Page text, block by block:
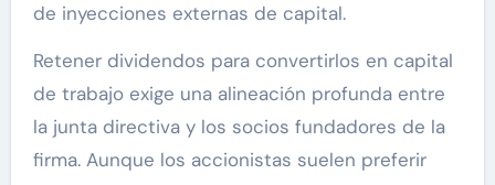
de inyecciones externas de capital.
Retener dividendos para convertirlos en capital
de trabajo exige una alineación profunda entre
la junta directiva y los socios fundadores de la
firma. Aunque los accionistas suelen preferir